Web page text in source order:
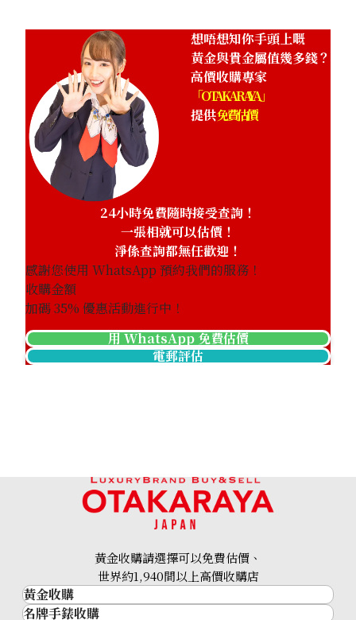
想唔想知你手頭上嘅
黃金與貴金屬值幾多錢？
高價收購專家
「OTAKARAYA」
提供免費估價
24小時免費隨時接受查詢！
一張相就可以估價！
淨係查詢都無任歡迎！
感謝您使用 WhatsApp 預約我們的服務！
收購金額
加碼35% 優惠活動進行中！
用 WhatsApp 免費估價
電郵評估
黃金收購請選擇可以免費估價、
世界約1,940間以上高價收購店
黃金收購
黃金･金條
名牌手錶收購